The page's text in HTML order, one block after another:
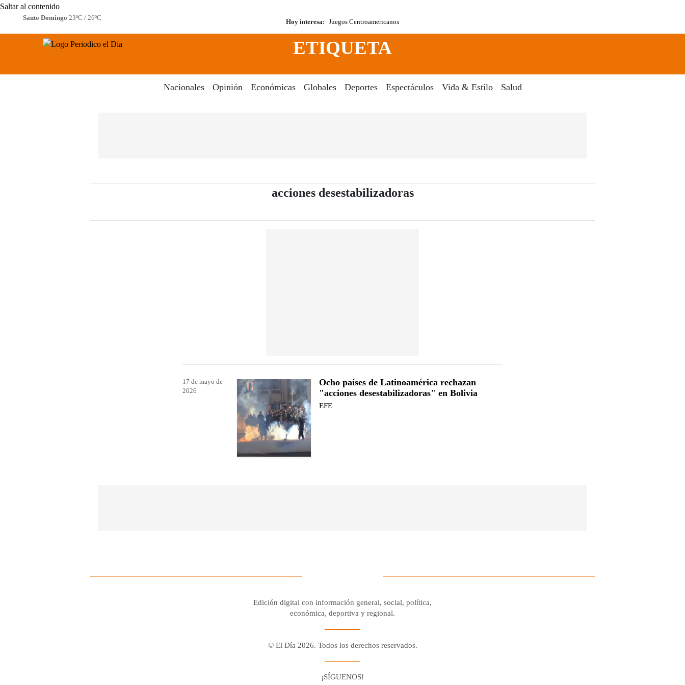
Saltar al contenido
Santo Domingo 23ºC / 26ºC
Hoy interesa: Juegos Centroamericanos
Search
ETIQUETA
Nacionales Opinión Económicas Globales Deportes Espectáculos Vida & Estilo Salud
acciones desestabilizadoras- Periódico El Dia Digital
17 de mayo de
2026
Ocho países de Latinoamérica rechazan
"acciones desestabilizadoras" en Bolivia
EFE
Edición digital con información general, social, política,
económica, deportiva y regional.
© El Día 2026. Todos los derechos reservados.
¡SÍGUENOS!